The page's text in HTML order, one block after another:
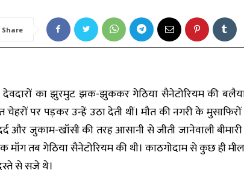
Share
का झुरमुट झक-झुककर गेठिया सैनेटोरियम की
चेहरों पर पड़कर उन्हें उठा देती थीं। मौत की नगरी के
और जुकाम-खाँसी की तरह आसानी से जीती जानेवाली
माँग तब गेठिया सैनेटोरियम की थी। काठगोदाम से कुछ
से सजे थे।